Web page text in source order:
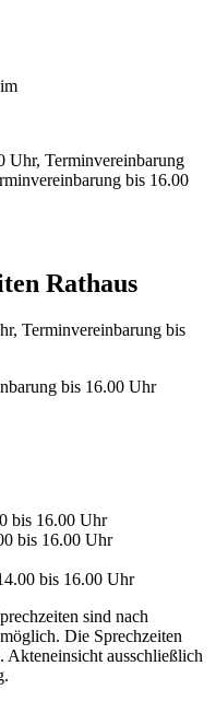
Uhr, Terminvereinbarung
bis 16.00
Rathaus
Terminvereinbarung bis
bis 16.00 Uhr
bis 16.00 Uhr
bis 16.00 Uhr
bis 16.00 Uhr
sind nach
Die Sprechzeiten
Akteneinsicht ausschließlich